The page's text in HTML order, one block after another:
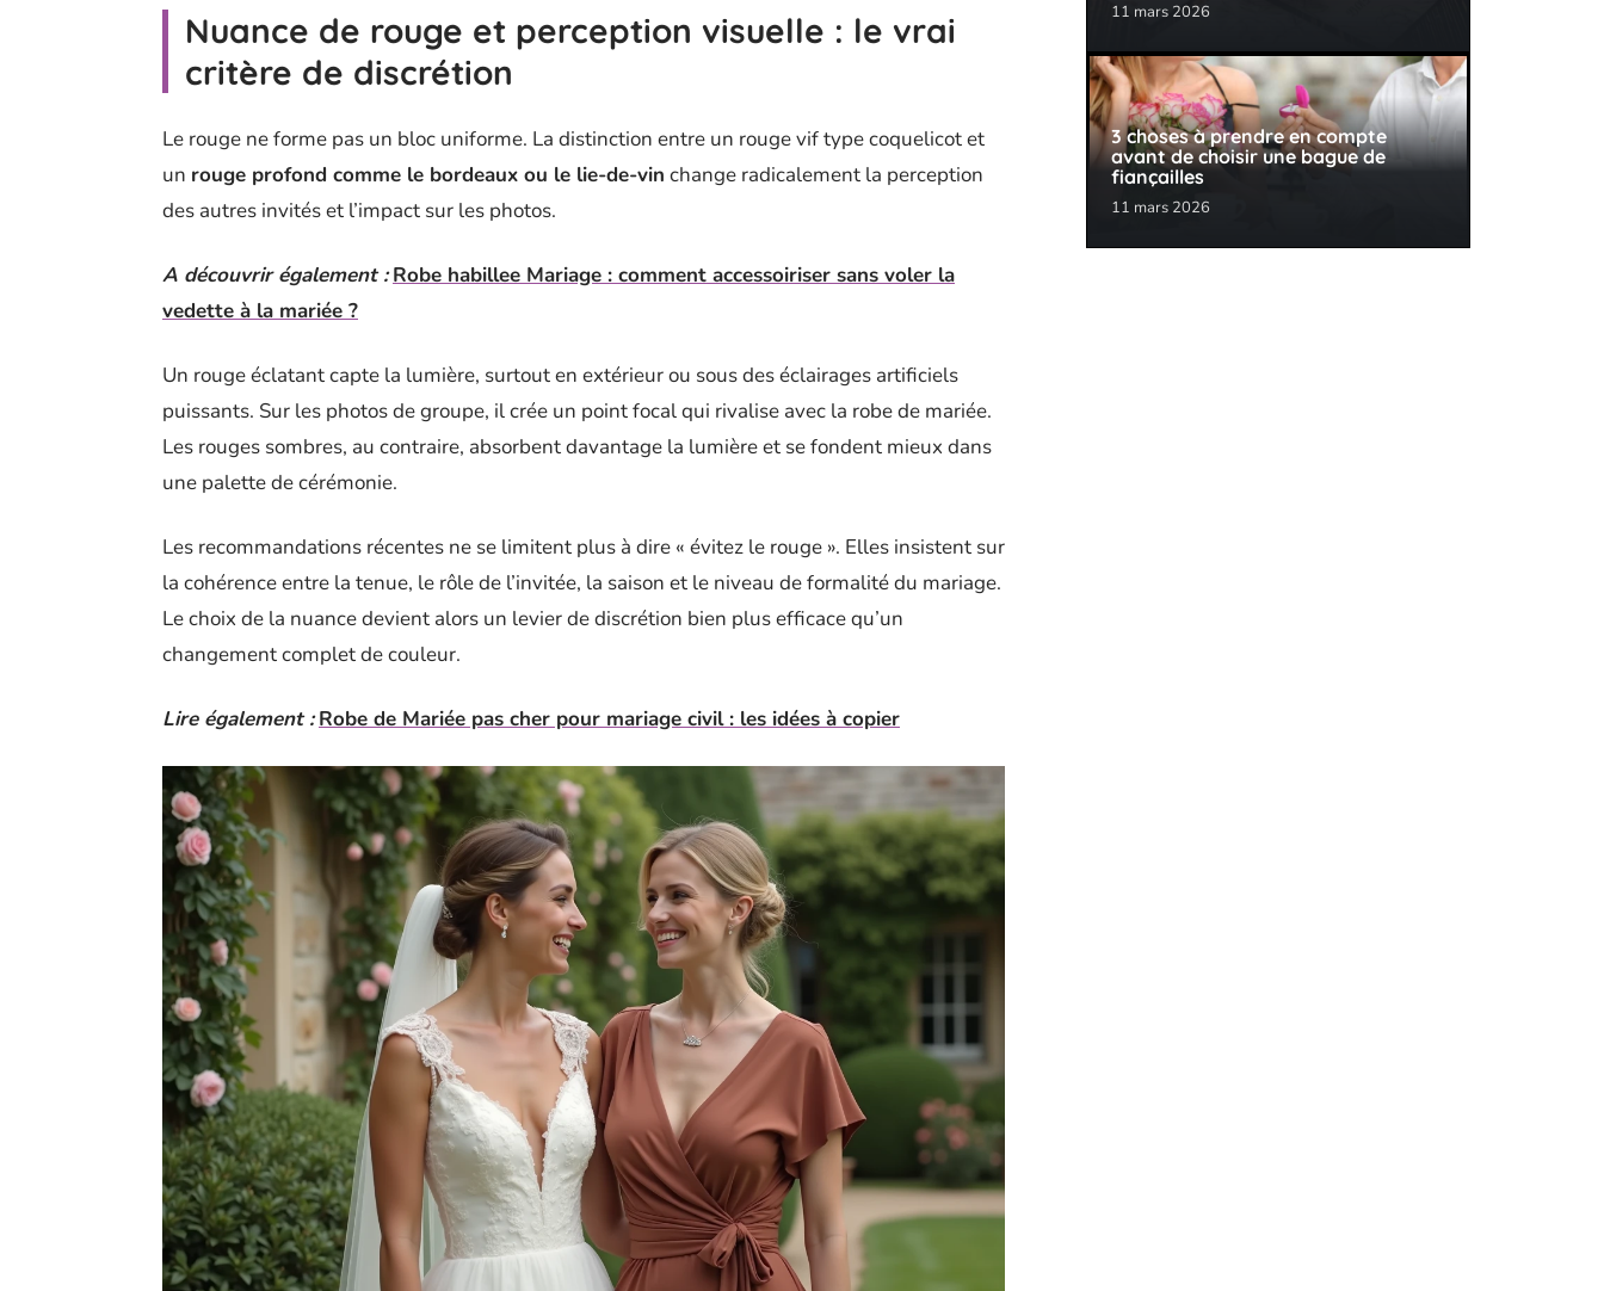
Nuance de rouge et perception visuelle : le vrai
critère de discrétion
Le rouge ne forme pas un bloc uniforme. La distinction entre un rouge vif type coquelicot et
un rouge profond comme le bordeaux ou le lie-de-vin change radicalement la perception
des autres invités et l’impact sur les photos.
A découvrir également : Robe habillee Mariage : comment accessoiriser sans voler la
vedette à la mariée ?
Un rouge éclatant capte la lumière, surtout en extérieur ou sous des éclairages artificiels
puissants. Sur les photos de groupe, il crée un point focal qui rivalise avec la robe de mariée.
Les rouges sombres, au contraire, absorbent davantage la lumière et se fondent mieux dans
une palette de cérémonie.
Les recommandations récentes ne se limitent plus à dire « évitez le rouge ». Elles insistent sur
la cohérence entre la tenue, le rôle de l’invitée, la saison et le niveau de formalité du mariage.
Le choix de la nuance devient alors un levier de discrétion bien plus efficace qu’un
changement complet de couleur.
Lire également : Robe de Mariée pas cher pour mariage civil : les idées à copier
11 mars 2026
3 choses à prendre en compte
avant de choisir une bague de
fiançailles
11 mars 2026